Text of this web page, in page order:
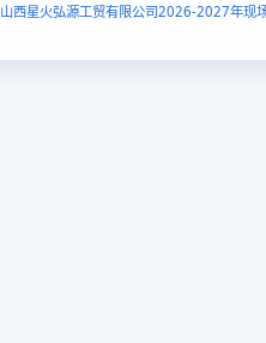
山西星火弘源工贸有限公司2026-2027年现